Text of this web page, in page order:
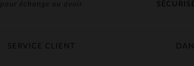
pour échange ou avoir
SERVICE CLIENT